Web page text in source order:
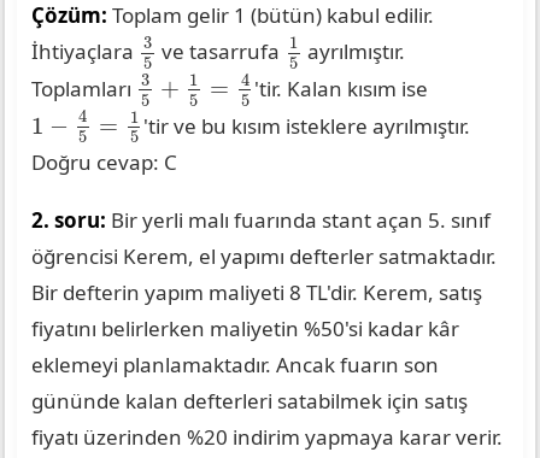
Çözüm: Toplam gelir 1 (bütün) kabul edilir.
İhtiyaçlara 3
5
3 ve tasarrufa 1
5
1 ayrılmıştır.
Toplamları 3
5 + 1
5
=
4
5
35 + 15 5 'tir. Kalan kısım ise
1 − 4
5
=
1
5
1 − 5 5 'tir ve bu kısım isteklere ayrılmıştır.
Doğru cevap: C
2. soru: Bir yerli malı fuarında stant açan 5. sınıf
öğrencisi Kerem, el yapımı defterler satmaktadır.
Bir defterin yapım maliyeti 8 TL'dir. Kerem, satış
fiyatını belirlerken maliyetin %50'si kadar kâr
eklemeyi planlamaktadır. Ancak fuarın son
gününde kalan defterleri satabilmek için satış
fiyatı üzerinden %20 indirim yapmaya karar verir.